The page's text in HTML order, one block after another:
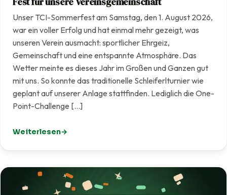
Unser TCI-Sommerfest am Samstag, den 1. August 2026,
war ein voller Erfolg und hat einmal mehr gezeigt, was
unseren Verein ausmacht: sportlicher Ehrgeiz,
Gemeinschaft und eine entspannte Atmosphäre. Das
Wetter meinte es dieses Jahr im Großen und Ganzen gut
mit uns. So konnte das traditionelle Schleiferlturnier wie
geplant auf unserer Anlage stattfinden. Lediglich die One-
Point-Challenge […]
Weiterlesen
: TCI-Sommerfest 2026 – Ein rundum gelungenes Fest